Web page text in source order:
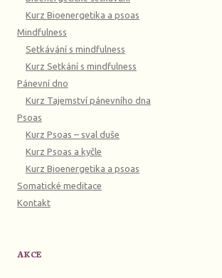
Kurz Bioenergetika a psoas
Mindfulness
Setkávání s mindfulness
Kurz Setkání s mindfulness
Pánevní dno
Kurz Tajemství pánevního dna
Psoas
Kurz Psoas – sval duše
Kurz Psoas a kyčle
Kurz Bioenergetika a psoas
Somatické meditace
Kontakt
AKCE